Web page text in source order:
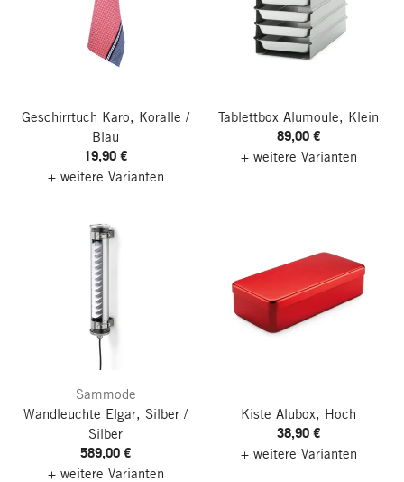
Geschirrtuch Karo, Koralle /
Blau
19,90 €
+ weitere Varianten
Tablettbox Alumoule, Klein
89,00 €
+ weitere Varianten
Sammode
Wandleuchte Elgar, Silber /
Silber
589,00 €
+ weitere Varianten
Kiste Alubox, Hoch
38,90 €
+ weitere Varianten